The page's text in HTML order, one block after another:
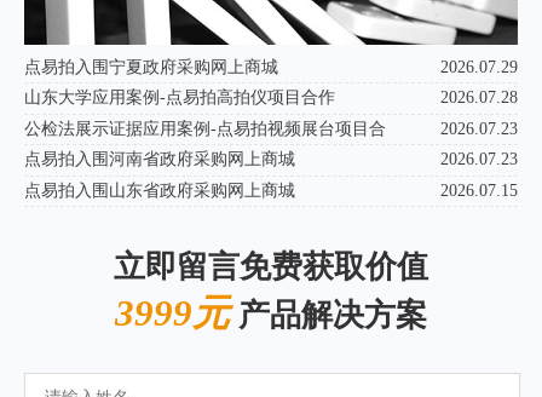
点易拍入围宁夏政府采购网上商城
2026.07.29
山东大学应用案例-点易拍高拍仪项目合作
2026.07.28
公检法展示证据应用案例-点易拍视频展台项目合
2026.07.23
点易拍入围河南省政府采购网上商城
2026.07.23
点易拍入围山东省政府采购网上商城
2026.07.15
立即留言免费获取价值
3999元产品解决方案